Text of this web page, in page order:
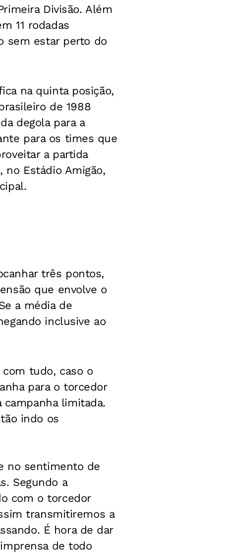
Divisão. Além
11 rodadas
sem estar perto do
na quinta posição,
de 1988
degola para a
para os times que
a partida
no Estádio Amigão,
três pontos,
que envolve o
a média de
inclusive ao
com tudo, caso o
para o torcedor
limitada.
indo os
no sentimento de
Segundo a
com o torcedor
transmitiremos a
É hora de dar
de todo